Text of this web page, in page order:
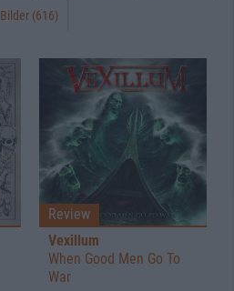
Bilder (616)
Review
Vexillum
When Good Men Go To
War